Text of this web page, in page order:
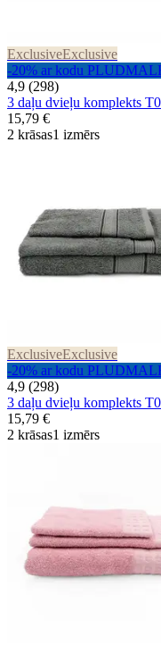
ExclusiveExclusive
-20% ar kodu
4,9 (298)
3 daļu dvieļu komplekts
15,79 €
2 krāsas1 izmērs
ExclusiveExclusive
-20% ar kodu
4,9 (298)
3 daļu dvieļu komplekts
15,79 €
2 krāsas1 izmērs